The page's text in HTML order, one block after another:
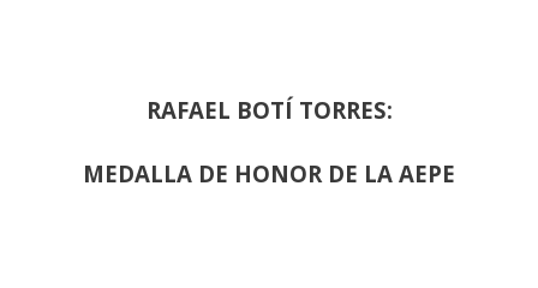
RAFAEL BOTÍ TORRES:
MEDALLA DE HONOR DE LA AEPE